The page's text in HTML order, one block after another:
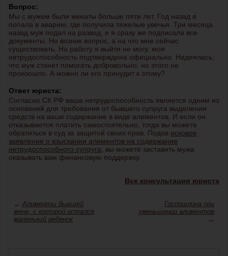
Вопрос:
Мы с мужем были женаты больше пяти лет. Год назад я
попала в аварию, где получила тяжелые увечья. Три месяца
назад муж подал на развод, и я сразу же подписала все
документы. Но возник вопрос, а на что мне сейчас
существовать. На работу я выйти не могу, моя
нетрудоспособность подтверждена официально. Надеялась,
что муж станет помогать добровольно, но этого не
произошло. А можно ли его принудит к этому?
Ответ юриста:
Согласно СК РФ ваша нетрудоспособность является одним из
оснований для требования от бывшего супруга выделения
средств на ваше содержание в виде алиментов. И если он
отказывается платить самостоятельно, тогда вы можете
обратиться в суд за защитой своих прав. Подав исковое
заявление о взыскании алиментов на содержание
нетрудоспособного супруга, вы можете заставить мужа
оказывать вам финансовую поддержку.
Все консультации юриста
← Алименты бывшей
жене, с которой остался
маленький ребенок
Госпошлина при
уменьшении алиментов
→